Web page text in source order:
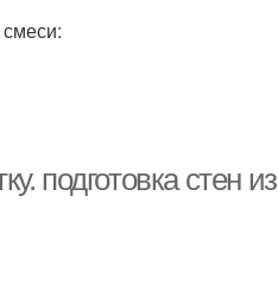
подготовка стен из